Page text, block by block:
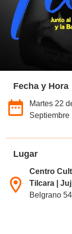
Fecha y Hora
Martes 22
Septiembre
Lugar
Centro
Tilcara |
Belgrano